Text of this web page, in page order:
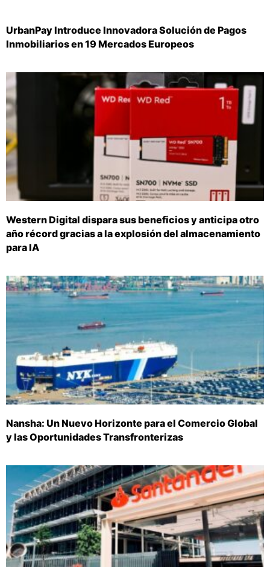
UrbanPay Introduce Innovadora Solución de Pagos
Inmobiliarios en 19 Mercados Europeos
Western Digital dispara sus beneficios y anticipa otro
año récord gracias a la explosión del almacenamiento
para IA
Nansha: Un Nuevo Horizonte para el Comercio Global
y las Oportunidades Transfronterizas